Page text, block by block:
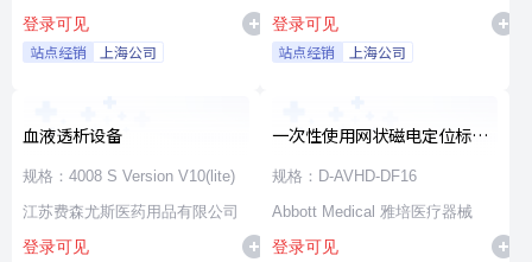
登录可见
站点经销 上海公司
司
登录可见
站点经销 上海公司
血液透析设备
规格：4008 S Version V10(lite)
江苏费森尤斯医药用品有限公司
登录可见
一次性使用网状磁电定位标测
导管
规格：D-AVHD-DF16
Abbott Medical 雅培医疗器械
登录可见